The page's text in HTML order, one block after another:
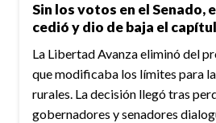
Sin los votos en el Senado,
cedió y dio de baja el
La Libertad Avanza eliminó del
que modificaba los límites para
rurales. La decisión llegó tras
gobernadores y senadores